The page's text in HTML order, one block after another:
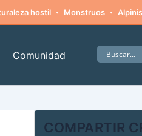
hostil · Monstruos ·
Comunidad
COMPARTIR